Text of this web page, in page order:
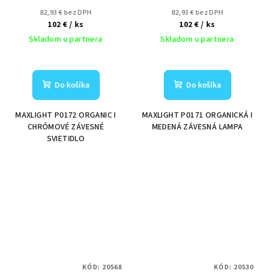
82,93 € bez DPH
102 € / ks
Skladom u partnera
Do košíka
MAXLIGHT P0172 ORGANIC I
CHRÓMOVÉ ZÁVESNÉ
SVIETIDLO
82,93 € bez DPH
102 € / ks
Skladom u partnera
Do košíka
MAXLIGHT P0171 ORGANICKÁ I
MEDENÁ ZÁVESNÁ LAMPA
KÓD: 20568 KÓD: 20530